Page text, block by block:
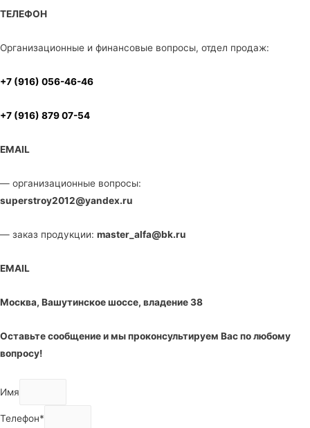
ТЕЛЕФОН
Организационные и финансовые вопросы, отдел продаж:
+7 (916) 056-46-46
+7 (916) 879 07-54
EMAIL
— организационные вопросы:
superstroy2012@yandex.ru
— заказ продукции: master_alfa@bk.ru
EMAIL
Москва, Вашутинское шоссе, владение 38
Оставьте сообщение и мы проконсультируем Вас по любому
вопросу!
Имя
Телефон*